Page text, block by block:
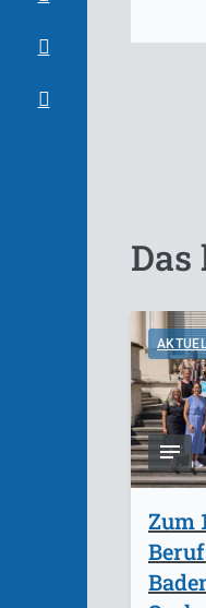
Zum